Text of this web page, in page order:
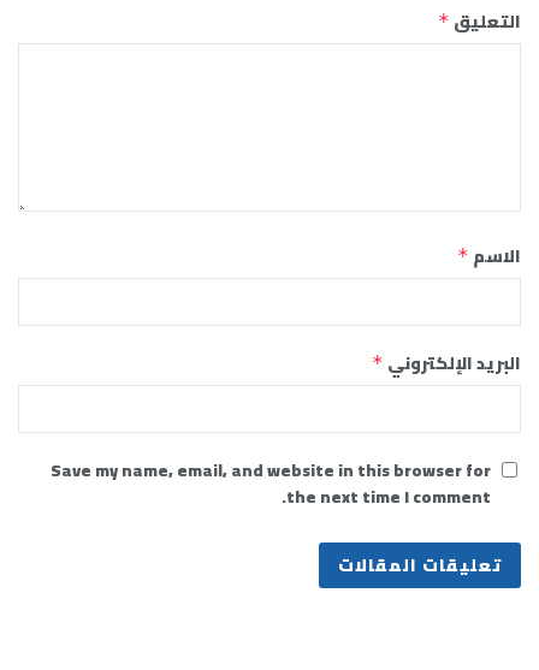
التعليق *
الاسم *
البريد الإلكتروني *
Save my name, email, and website in this browser for
the next time I comment.